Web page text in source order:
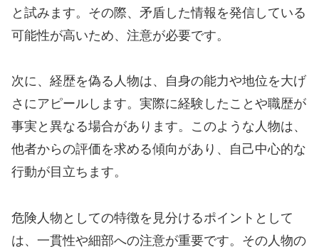
と試みます。その際、矛盾した情報を発信している
可能性が高いため、注意が必要です。
次に、経歴を偽る人物は、自身の能力や地位を大げ
さにアピールします。実際に経験したことや職歴が
事実と異なる場合があります。このような人物は、
他者からの評価を求める傾向があり、自己中心的な
行動が目立ちます。
危険人物としての特徴を見分けるポイントとして
は、一貫性や細部への注意が重要です。その人物の